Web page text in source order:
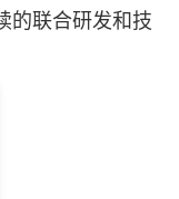
的联合研发和技